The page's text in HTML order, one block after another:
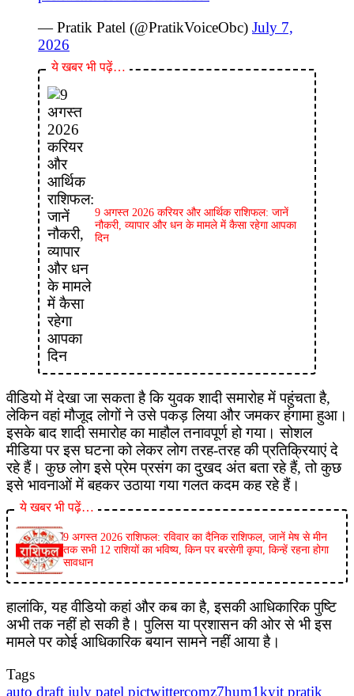
— Pratik Patel (@PratikVoiceObc) July 7,
2026
ये खबर भी पढ़ें…
9 अगस्त 2026 करियर और आर्थिक राशिफल: जानें
नौकरी, व्यापार और धन के मामले में कैसा रहेगा आपका
दिन
वीडियो में देखा जा सकता है कि युवक शादी समारोह में पहुंचता है,
लेकिन वहां मौजूद लोगों ने उसे पकड़ लिया और जमकर हंगामा हुआ।
इसके बाद शादी समारोह का माहौल तनावपूर्ण हो गया। सोशल
मीडिया पर इस घटना को लेकर लोग तरह-तरह की प्रतिक्रियाएं दे
रहे हैं। कुछ लोग इसे प्रेम प्रसंग का दुखद अंत बता रहे हैं, तो कुछ
इसे भावनाओं में बहकर उठाया गया गलत कदम कह रहे हैं।
ये खबर भी पढ़ें…
9 अगस्त 2026 राशिफल: रविवार का दैनिक राशिफल, जानें मेष से मीन
तक सभी 12 राशियों का भविष्य, किन पर बरसेगी कृपा, किन्हें रहना होगा
सावधान
हालांकि, यह वीडियो कहां और कब का है, इसकी आधिकारिक पुष्टि
अभी तक नहीं हो सकी है। पुलिस या प्रशासन की ओर से भी इस
मामले पर कोई आधिकारिक बयान सामने नहीं आया है।
Tags
auto draft july patel pictwittercomz7hum1kyjt pratik